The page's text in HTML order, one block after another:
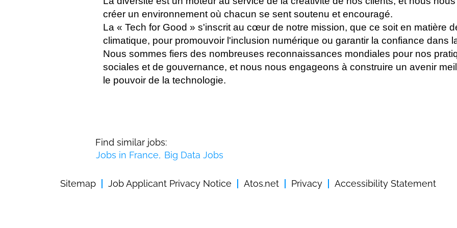
créer un environnement où chacun se sent soutenu et encouragé.
La « Tech for Good » s'inscrit au cœur de notre mission, que ce soit en matière
climatique, pour promouvoir l'inclusion numérique ou garantir la confiance dans
Nous sommes fiers des nombreuses reconnaissances mondiales pour nos
sociales et de gouvernance, et nous nous engageons à construire un avenir
le pouvoir de la technologie.
Find similar jobs:
Jobs in France, Big Data Jobs
Sitemap Job Applicant Privacy Notice Atos.net Privacy Accessibility Statement